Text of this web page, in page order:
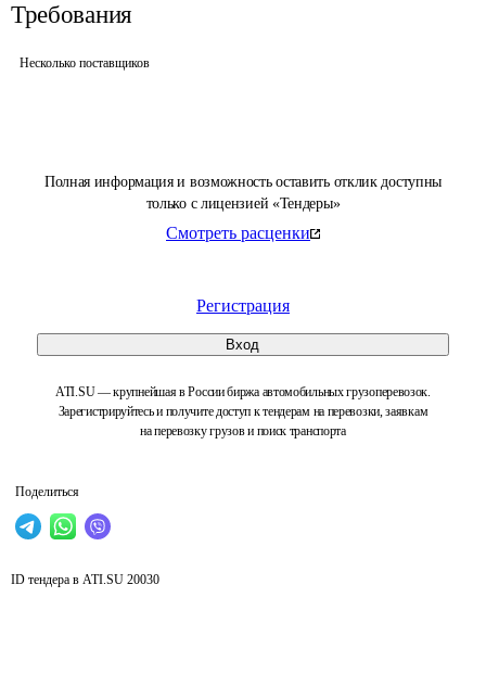
Полная информация и возможность оставить отклик доступны
только с лицензией «Тендеры»
Смотреть расценки
Регистрация
Вход
ATI.SU — крупнейшая в России биржа автомобильных грузоперевозок.
Зарегистрируйтесь и получите доступ к тендерам на перевозки, заявкам
на перевозку грузов и поиск транспорта
Поделиться
Требования
Несколько поставщиков
ID тендера в ATI.SU 20030